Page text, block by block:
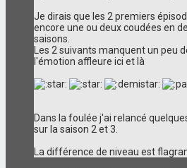
Je dirais que les 2 premiers
encore une ou deux coudées en
saisons.
Les 2 suivants manquent un peu
l'émotion affleure ici et là
Dans la foulée j'ai relancé
sur la saison 2 et 3.
La différence de niveau est